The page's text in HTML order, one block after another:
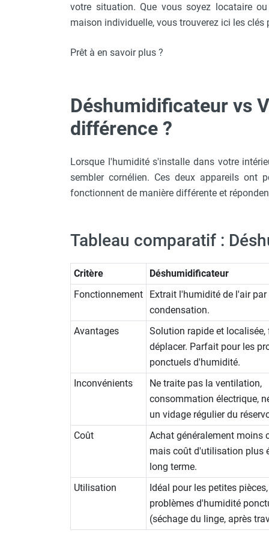
Aérotherme pompe à chaleur
(détente directe)
gaz
étuvage industriel ou destruction
punaises de lit
Chauffage électrique infrarouge
Chauffage mobile au fioul et GNR
Chauffage fioul soufflant avec
cheminée et réservoir intégré
Chauffage fioul soufflant sans
cheminée à combustion directe
Chauffage fioul
infrarouge/rayonnant
Chauffage mobile au gaz propane /
Chauffage mobile au gaz à
combustion directe
Chauffage mobile au gaz à
combustion indirecte
Chauffage mobile au gaz rayonnant
Chaudière mobile à eau
Chauffage mobile au bois
Gaine pour chauffage mobile
Chauffage pour serre et bâtiment
Chauffage FARM au gaz
Chauffage FARM au fioul
Chauffage mobile au gaz rayonnant
Rideau d'air et rideau rayonnant
Rideau d'air chaud
votre situation. Que vous soyez locataire
maison individuelle, vous trouverez ici les
Prêt à en savoir plus ?
Déshumidificateur vs
différence ?
Lorsque l'humidité s'installe dans votre
sembler cornélien. Ces deux appareils
fonctionnent de manière différente et
Tableau comparatif :
Critère Déshumidificateur
Fonctionnement
Extrait l'humidité de l'air par
condensation.
Avantages
Solution rapide et localisée,
déplacer. Parfait pour les
ponctuels d'humidité.
Inconvénients
Ne traite pas la ventilation,
consommation électrique,
un vidage régulier du
Coût
Achat généralement moins
mais coût d'utilisation plus
long terme.
Utilisation
Idéal pour les petites
problèmes d'humidité
(séchage du linge, après